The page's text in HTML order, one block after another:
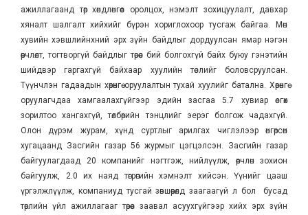
ажиллагаанд төр хөндлөнгөөс оролцох, нэмэлт зохицуулалт, давхар
хяналт шалгалт хийхийг бүрэн хориглохоор тусгаж байгаа. Мөн
хувийн хэвшлийнхний эрх зүйн байдлыг дордуулсан ямар нэгэн
өөрчлөлт, тогтворгүй байдлыг төрөөс бий болгохгүй байх буюу гэнэтийн
шийдвэр гаргахгүй байхаар хуулийн төслийг боловсруулсан.
Түүнчлэн гадаадын хөрөнгө оруулалтын тухай хуулийг батална. Хөрөнгө
оруулагчдаа хамгаалахгүйгээр эдийн засгаа 5.7 хувиар өсгөх
зорилтоо хангахгүй, төлбөрийн тэнцлийг эерэг болгож чадахгүй.
Олон дүрэм журам, хүнд суртлыг арилгах чиглэлээр өнгөрсөн
хугацаанд Засгийн газар 56 журмыг цэгцэлсэн. Засгийн газар
байгуулагдаад 20 компанийг нэгтгэж, нийлүүлж, өөрчлөн зохион
байгуулж, 2.0 их наяд төгрөгийн хэмнэлт хийсэн. Үүнийг цааш
үргэлжлүүлж, компаниуд тусгай зөвшөөрөлд заагаагүй л бол бусад
төрлийн үйл ажиллагааг төрөөс заавал асуухгүйгээр хийх эрх зүйн